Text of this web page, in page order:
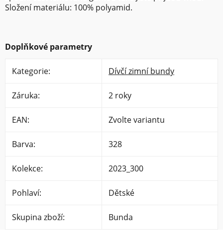
Složení materiálu: 100% polyamid.
Doplňkové parametry
Kategorie: Dívčí zimní bundy
Záruka: 2 roky
EAN: Zvolte variantu
Barva: 328
Kolekce: 2023_300
Pohlaví: Dětské
Skupina zboží: Bunda